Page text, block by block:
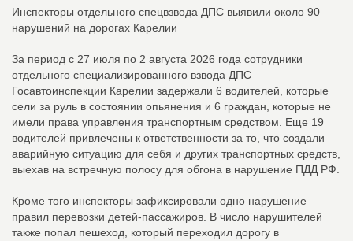
Инспекторы отдельного спецвзвода ДПС выявили около 90
нарушений на дорогах Карелии
За период с 27 июля по 2 августа 2026 года сотрудники
отдельного специализированного взвода ДПС
Госавтоинспекции Карелии задержали 6 водителей, которые
сели за руль в состоянии опьянения и 6 граждан, которые не
имели права управления транспортным средством. Еще 19
водителей привлечены к ответственности за то, что создали
аварийную ситуацию для себя и других транспортных средств,
выехав на встречную полосу для обгона в нарушение ПДД РФ.
Кроме того инспекторы зафиксировали одно нарушение
правил перевозки детей-пассажиров. В число нарушителей
также попал пешеход, который переходил дорогу в